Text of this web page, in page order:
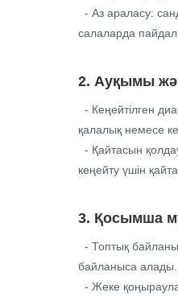
- Аз араласу:
салаларда
2. Ауқымы
- Кеңейтілген
қалалық немесе
- Қайтасын
кеңейту үшін
3. Қосымша
- Топтық
байланыса алады.
- Жеке